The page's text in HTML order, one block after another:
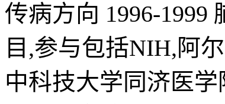
传病方向 1996-
目,参与包括NIH,阿
中科技大学同济医